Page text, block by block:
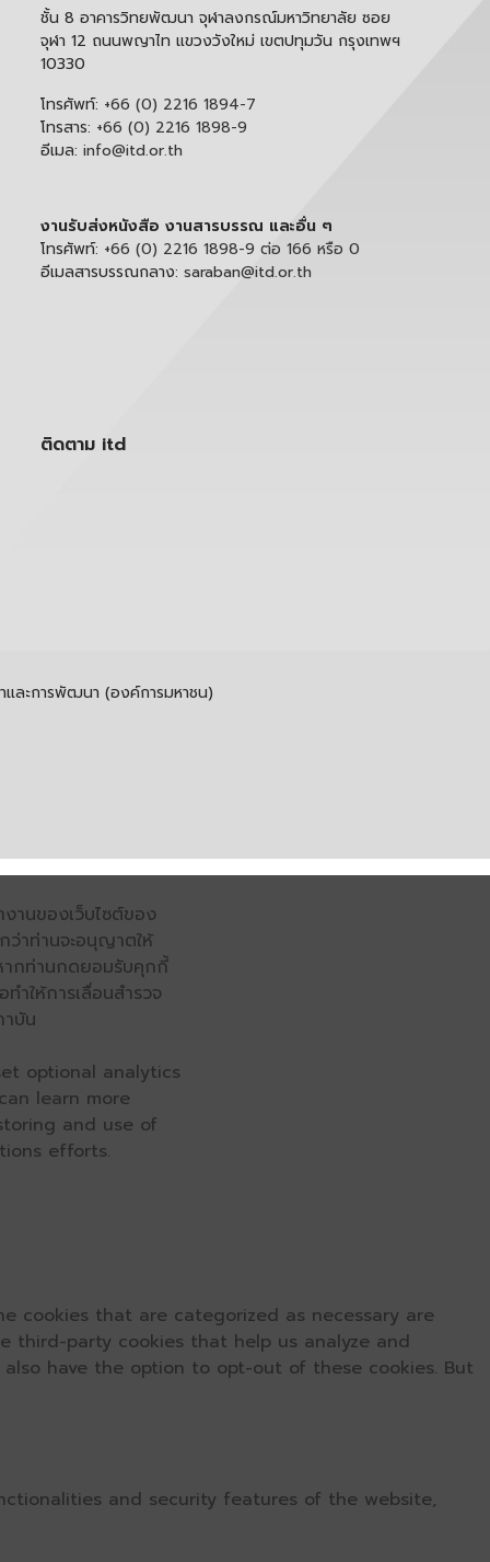
ชั้น 8 อาคารวิทยพัฒนา จุฬาลงกรณ์มหาวิทยาลัย ซอย
จุฬา 12 ถนนพญาไท แขวงวังใหม่ เขตปทุมวัน กรุงเทพฯ
10330
โทรศัพท์: +66 (0) 2216 1894-7
โทรสาร: +66 (0) 2216 1898-9
อีเมล: info@itd.or.th
งานรับส่งหนังสือ งานสารบรรณ และอื่น ๆ
โทรศัพท์: +66 (0) 2216 1898-9 ต่อ 166 หรือ 0
อีเมลสารบรรณกลาง: saraban@itd.or.th
ติดตาม itd
และการพัฒนา (องค์การมหาชน)
านของเว็บไซต์ของ
ว่าท่านจะอนุญาตให้
กท่านกดยอมรับคุกกี้
ำให้การเลื่อนสำรวจ
าบัน
optional analytics
learn more
and use of
efforts.
cookies that are categorized as necessary are
third-party cookies that help us analyze and
have the option to opt-out of these cookies. But
and security features of the website,